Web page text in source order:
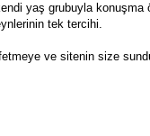
yaş grubuyla konuşma
tek tercihi.
ve sitenin size